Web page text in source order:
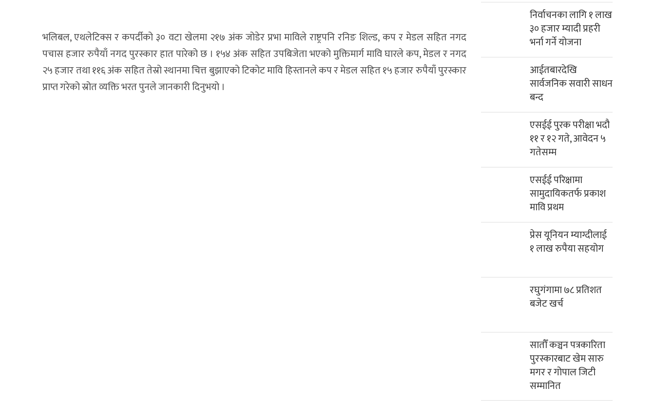
भलिबल, एथलेटिक्स र कपर्दीको ३० वटा खेलमा २१७ अंक जोडेर प्रभा माविले राष्ट्रपनि रनिङ शिल्ड, कप र मेडल सहित नगद
पचास हजार रुपैयाँ नगद पुरस्कार हात पारेको छ । १५४ अंक सहित उपबिजेता भएको मुक्तिमार्ग मावि घारले कप, मेडल र नगद
२५ हजार तथा ११६ अंक सहित तेस्रो स्थानमा चित्त बुझाएको टिकोट मावि हिस्तानले कप र मेडल सहित १५ हजार रुपैयाँ पुरस्कार
प्राप्त गरेको स्रोत व्यक्ति भरत पुनले जानकारी दिनुभयो ।
निर्वाचनका लागि १ लाख
३० हजार म्यादी प्रहरी
भर्ना गर्ने योजना
आईतबारदेखि
सार्वजनिक सवारी साधन
बन्द
एसईई पुरक परीक्षा भदौ
११ र १२ गते, आवेदन ५
गतेसम्म
एसईई परिक्षामा
सामुदायिकतर्फ प्रकाश
मावि प्रथम
प्रेस यूनियन म्याग्दीलाई
१ लाख रुपैया सहयोग
रघुगंगामा ७८ प्रतिशत
बजेट खर्च
सातौँ कञ्चन पत्रकारिता
पुरस्कारबाट खेम सारु
मगर र गोपाल जिटी
सम्मानित